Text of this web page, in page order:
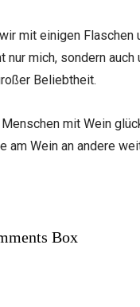
mit einigen
nur mich, sondern auch
Beliebtheit.
mit Wein
am Wein an andere
Box